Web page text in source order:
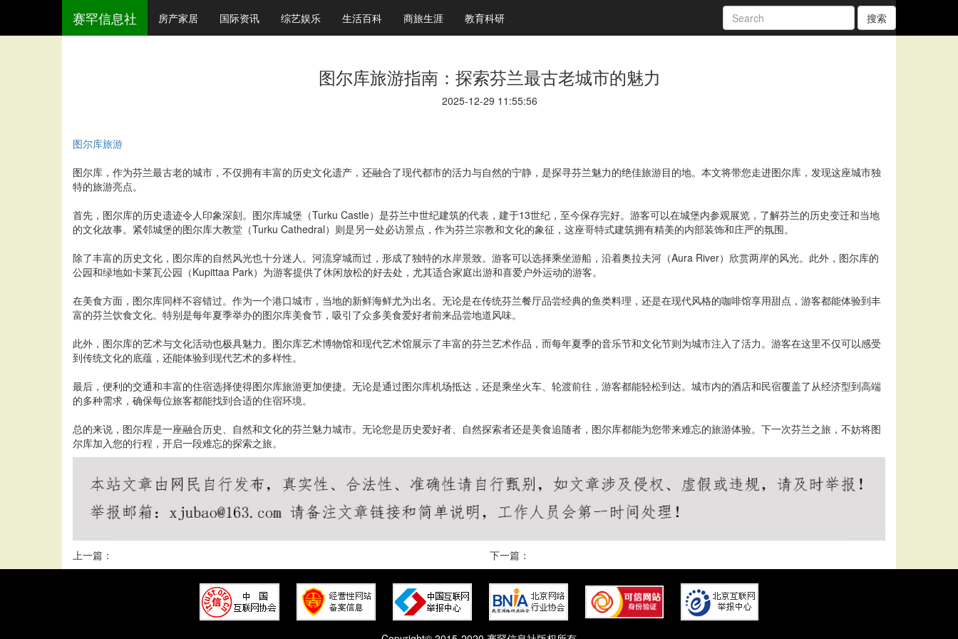
赛罕信息社 房产家居 国际资讯 综艺娱乐 生活百科 商旅生涯 教育科研 搜索
图尔库旅游指南：探索芬兰最古老城市的魅力
2025-12-29 11:55:56
图尔库旅游
图尔库，作为芬兰最古老的城市，不仅拥有丰富的历史文化遗产，还融合了现代都市的活力与自然的宁静，是探寻芬兰魅力的绝佳旅游目的地。本文将带您走进图尔库，发现这座城市独
特的旅游亮点。
首先，图尔库的历史遗迹令人印象深刻。图尔库城堡（Turku Castle）是芬兰中世纪建筑的代表，建于13世纪，至今保存完好。游客可以在城堡内参观展览，了解芬兰的历史变迁和当地
的文化故事。紧邻城堡的图尔库大教堂（Turku Cathedral）则是另一处必访景点，作为芬兰宗教和文化的象征，这座哥特式建筑拥有精美的内部装饰和庄严的氛围。
除了丰富的历史文化，图尔库的自然风光也十分迷人。河流穿城而过，形成了独特的水岸景致。游客可以选择乘坐游船，沿着奥拉夫河（Aura River）欣赏两岸的风光。此外，图尔库的
公园和绿地如卡莱瓦公园（Kupittaa Park）为游客提供了休闲放松的好去处，尤其适合家庭出游和喜爱户外运动的游客。
在美食方面，图尔库同样不容错过。作为一个港口城市，当地的新鲜海鲜尤为出名。无论是在传统芬兰餐厅品尝经典的鱼类料理，还是在现代风格的咖啡馆享用甜点，游客都能体验到丰
富的芬兰饮食文化。特别是每年夏季举办的图尔库美食节，吸引了众多美食爱好者前来品尝地道风味。
此外，图尔库的艺术与文化活动也极具魅力。图尔库艺术博物馆和现代艺术馆展示了丰富的芬兰艺术作品，而每年夏季的音乐节和文化节则为城市注入了活力。游客在这里不仅可以感受
到传统文化的底蕴，还能体验到现代艺术的多样性。
最后，便利的交通和丰富的住宿选择使得图尔库旅游更加便捷。无论是通过图尔库机场抵达，还是乘坐火车、轮渡前往，游客都能轻松到达。城市内的酒店和民宿覆盖了从经济型到高端
的多种需求，确保每位旅客都能找到合适的住宿环境。
总的来说，图尔库是一座融合历史、自然和文化的芬兰魅力城市。无论您是历史爱好者、自然探索者还是美食追随者，图尔库都能为您带来难忘的旅游体验。下一次芬兰之旅，不妨将图
尔库加入您的行程，开启一段难忘的探索之旅。
上一篇： 下一篇：